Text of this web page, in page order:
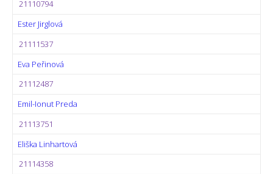
21110794
Ester Jirglová
21111537
Eva Peřinová
21112487
Emil-Ionut Preda
21113751
Eliška Linhartová
21114358